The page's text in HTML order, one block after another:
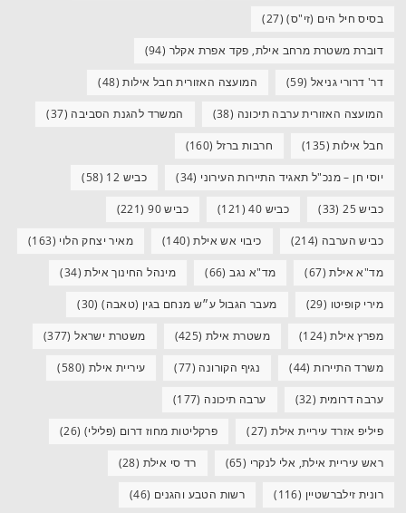
בסיס חיל הים (זי"ס)(27)
דוברת משטרת מרחב אילת, פקד אפרת אקלר (94)
דר' דרורי גניאל (59) המועצה האזורית חבל אילות(48)
המועצה האזורית ערבה תיכונה (38) המשרד להגנת הסביבה (37)
חבל אילות(135) חרבות ברזל (160)
יוסי חן – מנכ"ל תאגיד התיירות העירוני (34) כביש 12 (58)
כביש 25 (33) כביש 40 (121) כביש 90 (221)
כביש הערבה (214) כיבוי אש אילת(140) מאיר יצחק הלוי (163)
מד"א אילת(67) מד"א נגב(66) מינהל החינוך אילת(34)
מירי קופיטו (29) מעבר הגבול ע״ש מנחם בגין (טאבה)(30)
מפרץ אילת(124) משטרת אילת (425) משטרת ישראל(377)
משרד התיירות(44) נגיף הקורונה (77) עיריית אילת (580)
ערבה דרומית (32) ערבה תיכונה (177)
פיליפ אזרד עיריית אילת(27) פרקליטות מחוז דרום (פלילי) (26)
ראש עיריית אילת, אלי לנקרי (65) רד סי אילת (28)
רונית זילברשטיין (116) רשות הטבע והגנים (46)